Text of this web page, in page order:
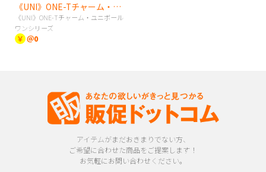
《UNI》ONE-Tチャーム・ユニボールワンシリーズ
《UNI》ONE-Tチャーム・ユニボール
ワンシリーズ
￥ ＠0
アイテムがまだおきまりでない方、
ご希望に合わせた商品をご提案します！
お気軽にお問い合わせください。